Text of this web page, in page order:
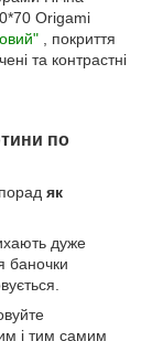
Origami
, покриття
та контрастні
по
як
дуже
баночки
і тим самим